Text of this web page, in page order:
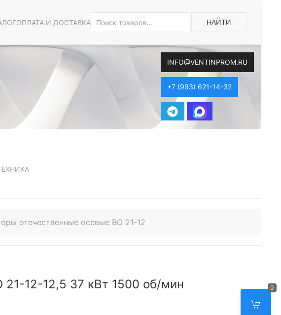
ОПЛАТА И ДОСТАВКА НАЙТИ
INFO@VENTINPROM.RU
+7 (993) 621-14-32
0
отечественные осевые ВО 21-12
21-12-12,5 37 кВт 1500 об/мин